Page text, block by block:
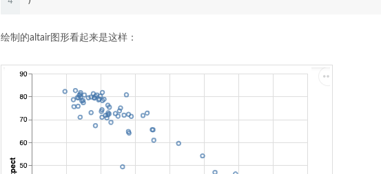
绘制的altair图形看起来是这样：